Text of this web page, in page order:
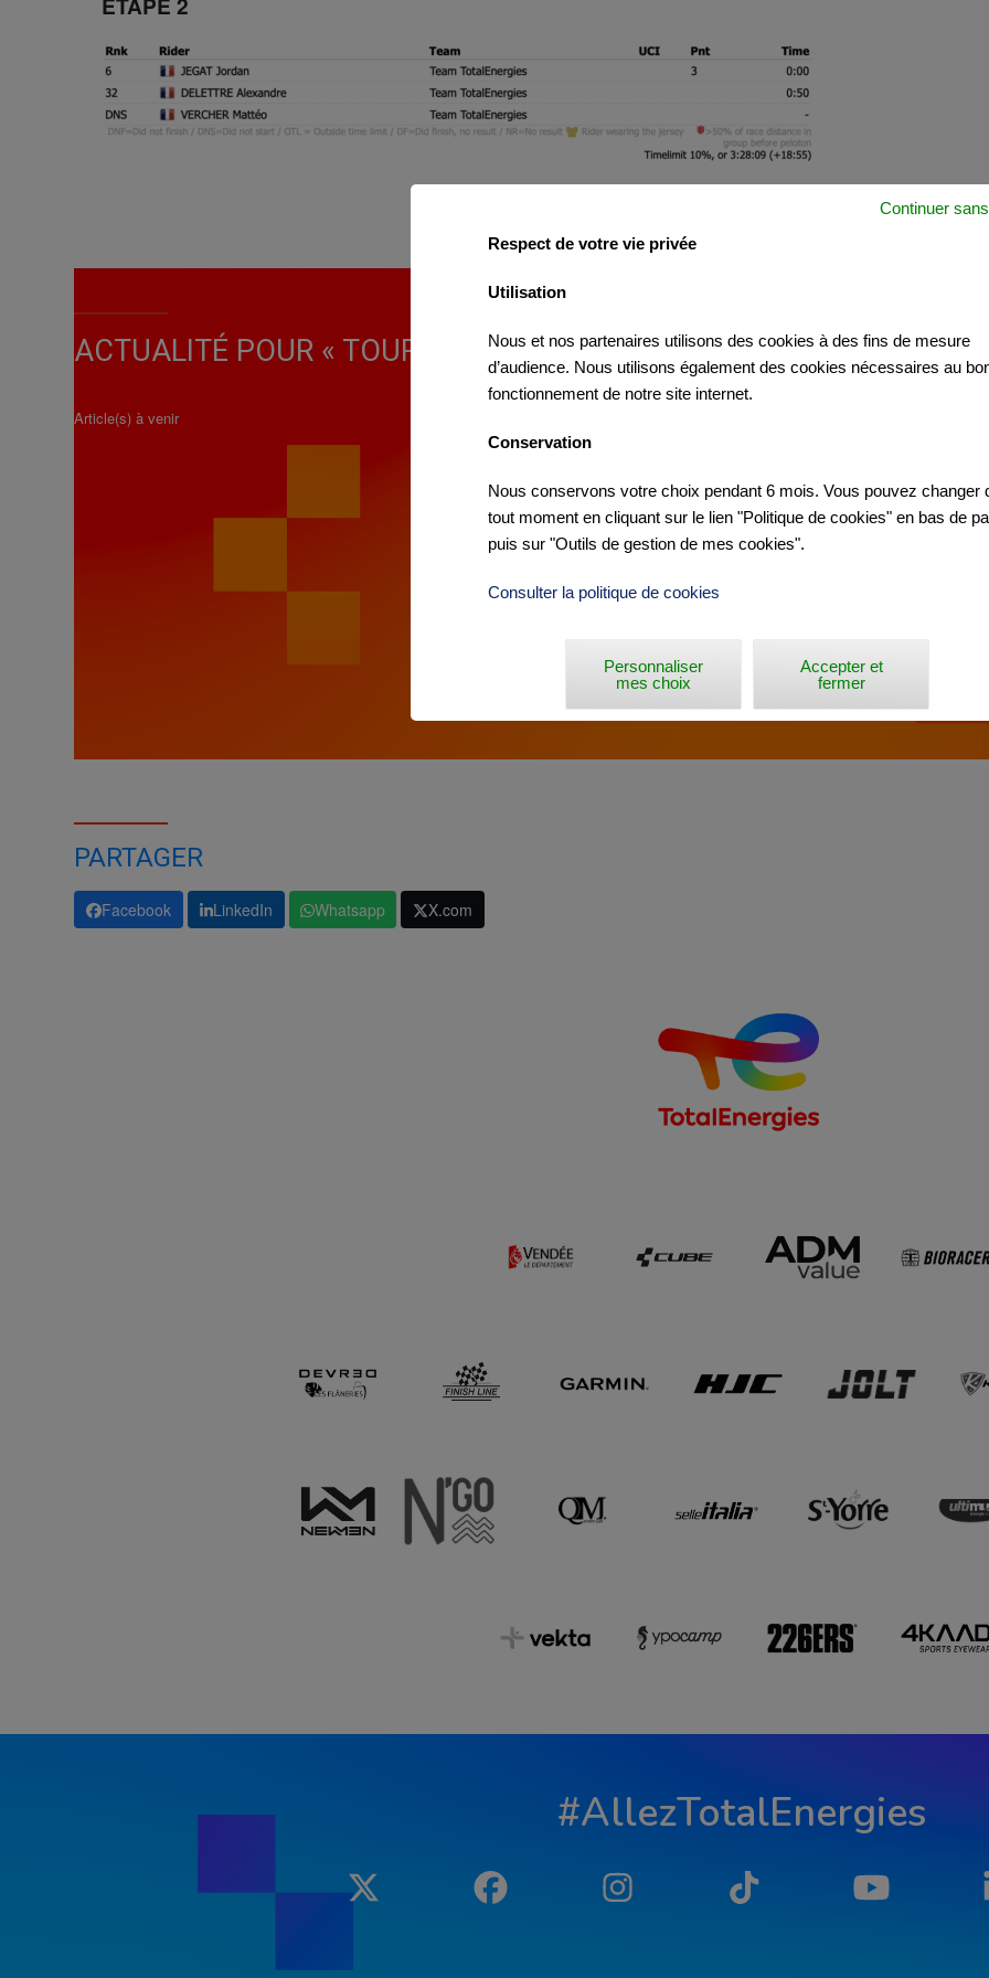
ACTUALITÉ POUR « TOUR DES ALPES-MARITIMES »
Article(s) à venir
PARTAGER
Facebook LinkedIn Whatsapp X.com
#AllezTotalEnergies
Twitter Facebook Instagram Tiktok YouTube
Respect de votre vie privée
Utilisation
Nous et nos partenaires utilisons des cookies à des fins de mesure
d’audience. Nous utilisons également des cookies nécessaires au
fonctionnement de notre site internet.
Conservation
Nous conservons votre choix pendant 6 mois. Vous pouvez changer
tout moment en cliquant sur le lien "Politique de cookies" en bas de
puis sur "Outils de gestion de mes cookies".
Consulter la politique de cookies
Personnaliser
mes choix
Accepter et
fermer
Continuer